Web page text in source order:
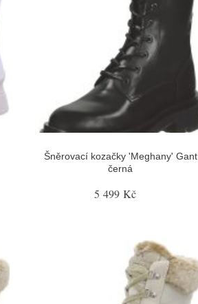
Šněrovací kozačky 'Meghany' Gant
černá
5 499 Kč